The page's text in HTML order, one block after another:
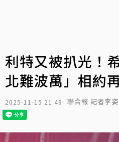
利特又被扒光！
北難波萬」相約
2025-11-15 21:49 聯合報 記者李